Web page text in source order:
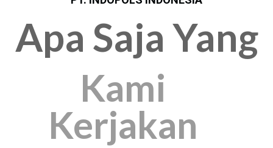
Apa Saja Yang
Kami
Kerjakan